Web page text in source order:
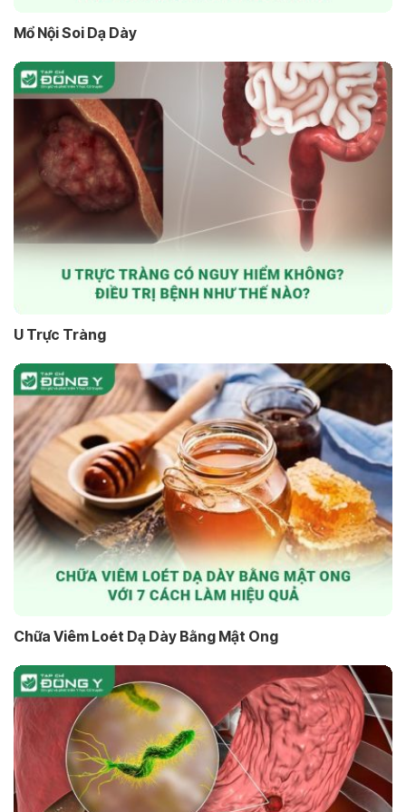
Mổ Nội Soi Dạ Dày
U Trực Tràng
Chữa Viêm Loét Dạ Dày Bằng Mật Ong